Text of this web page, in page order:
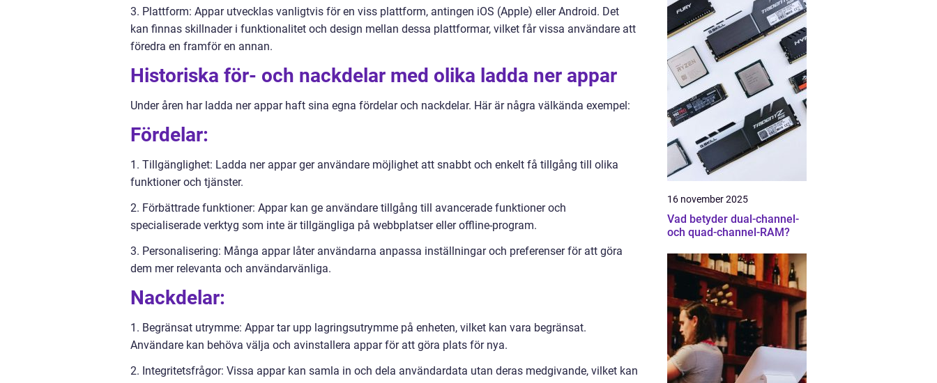
3. Plattform: Appar utvecklas vanligtvis för en viss plattform, antingen iOS (Apple) eller Android. Det
kan finnas skillnader i funktionalitet och design mellan dessa plattformar, vilket får vissa användare att
föredra en framför en annan.
Historiska för- och nackdelar med olika ladda ner appar
Under åren har ladda ner appar haft sina egna fördelar och nackdelar. Här är några välkända exempel:
Fördelar:
1. Tillgänglighet: Ladda ner appar ger användare möjlighet att snabbt och enkelt få tillgång till olika
funktioner och tjänster.
2. Förbättrade funktioner: Appar kan ge användare tillgång till avancerade funktioner och
specialiserade verktyg som inte är tillgängliga på webbplatser eller offline-program.
3. Personalisering: Många appar låter användarna anpassa inställningar och preferenser för att göra
dem mer relevanta och användarvänliga.
Nackdelar:
1. Begränsat utrymme: Appar tar upp lagringsutrymme på enheten, vilket kan vara begränsat.
Användare kan behöva välja och avinstallera appar för att göra plats för nya.
2. Integritetsfrågor: Vissa appar kan samla in och dela användardata utan deras medgivande, vilket kan
16 november 2025
Vad betyder dual-channel-
och quad-channel-RAM?